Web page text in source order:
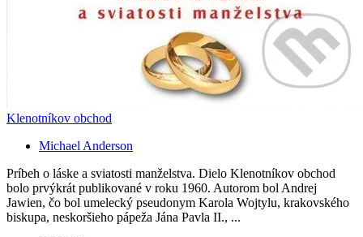
Klenotníkov obchod
Michael Anderson
Príbeh o láske a sviatosti manželstva. Dielo Klenotníkov obchod
bolo prvýkrát publikované v roku 1960. Autorom bol Andrej
Jawien, čo bol umelecký pseudonym Karola Wojtylu, krakovského
biskupa, neskoršieho pápeža Jána Pavla II., ...